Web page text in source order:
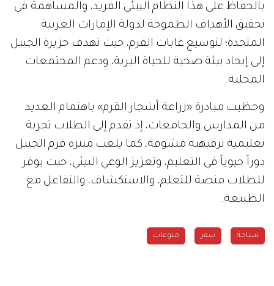
بالحفاظ على هذا النظام البيئي الفريد، والمساهمة في
تحقيق الأهداف الطموحة لدولة الإمارات العربية
المتحدة؛ لتوسيع غابات القرم، حيث تهدف جزيرة الجبيل
إلى إيجاد بيئة صحية للحياة البرية، ودعم المجتمعات
المحلية.
وحظيت مبادرة «زراعة أشجار القرم» باهتمام العديد
من المدارس والجامعات، إذ تقدم إلى الطلاب تجربة
تعليمية ترفيهية مشوقة، كما يلعب منتزه قرم الجبيل
دوراً حيوياً في التعليم، وتعزيز الوعي البيئي، حيث يوفر
للطلاب منصة للتعلم، والاستكشاف، والتفاعل مع
الطبيعة.
سياحة سفر منوعات